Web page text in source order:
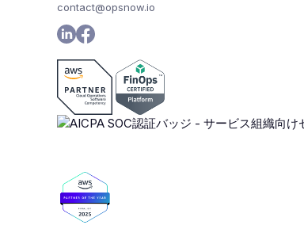
contact@opsnow.io